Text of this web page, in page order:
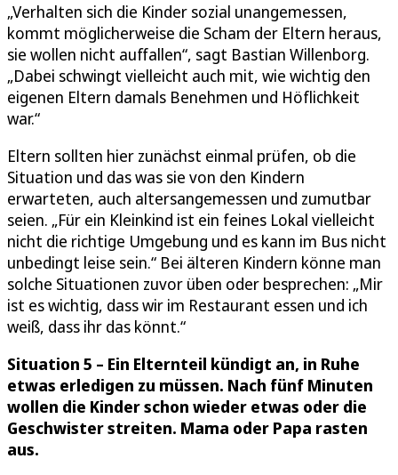
„Verhalten sich die Kinder sozial unangemessen,
kommt möglicherweise die Scham der Eltern heraus,
sie wollen nicht auffallen“, sagt Bastian Willenborg.
„Dabei schwingt vielleicht auch mit, wie wichtig den
eigenen Eltern damals Benehmen und Höflichkeit
war.“
Eltern sollten hier zunächst einmal prüfen, ob die
Situation und das was sie von den Kindern
erwarteten, auch altersangemessen und zumutbar
seien. „Für ein Kleinkind ist ein feines Lokal vielleicht
nicht die richtige Umgebung und es kann im Bus nicht
unbedingt leise sein.“ Bei älteren Kindern könne man
solche Situationen zuvor üben oder besprechen: „Mir
ist es wichtig, dass wir im Restaurant essen und ich
weiß, dass ihr das könnt.“
Situation 5 – Ein Elternteil kündigt an, in Ruhe
etwas erledigen zu müssen. Nach fünf Minuten
wollen die Kinder schon wieder etwas oder die
Geschwister streiten. Mama oder Papa rasten
aus.